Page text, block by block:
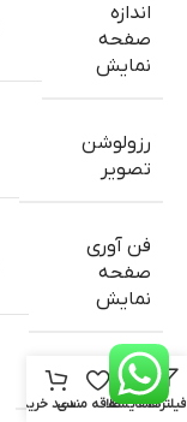
اندازه
صفحه
نمایش
رزولوشن
تصویر
فن آوری
صفحه
نمایش
پردازنده گرافیکی
فیلترهامقایسهعلاقه مندیسبد خرید